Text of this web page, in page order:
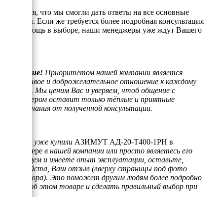
Надеемся, что мы смогли дать ответы на все основные
вопросы. Если же требуется более подробная консультация
или помощь в выборе, наши менеджеры уже ждут Вашего
Внимание! Приоритетом нашей компании является
отзывчивое и доброжелательное отношение к каждому
клиенту. Мы ценим Вас и уверяем, чтоб общение с
менеджером оставит только тёплые и приятные
воспоминания от полученной консультации.
Если Вы уже купили АЗИМУТ АД-20-Т400-1РН в
контейнере в нашей компании или просто являетесь его
владельцем и имеете опыт эксплуатации, оставьте,
пожалуйста, Ваш отзыв (вверху страницы под фото
генератора). Это поможет другим людям более подробно
узнать об этом товаре и сделать правильный выбор при